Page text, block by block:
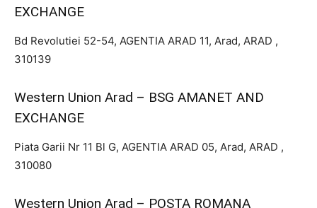
EXCHANGE
Bd Revolutiei 52-54, AGENTIA ARAD 11, Arad, ARAD ,
310139
Western Union Arad – BSG AMANET AND
EXCHANGE
Piata Garii Nr 11 Bl G, AGENTIA ARAD 05, Arad, ARAD ,
310080
Western Union Arad – POSTA ROMANA